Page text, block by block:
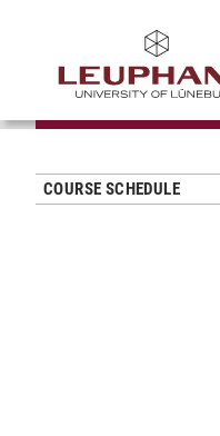
COURSE SCHEDULE